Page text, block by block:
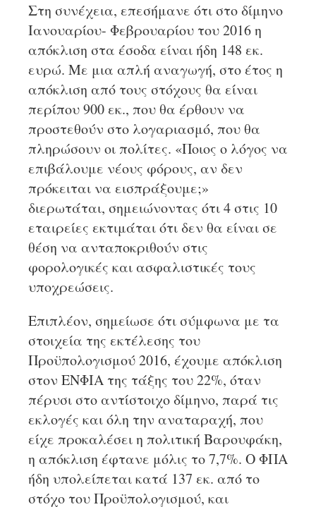
Στη συνέχεια, επεσήμανε ότι στο δίμηνο
Ιανουαρίου- Φεβρουαρίου του 2016 η
απόκλιση στα έσοδα είναι ήδη 148 εκ.
ευρώ. Με μια απλή αναγωγή, στο έτος η
απόκλιση από τους στόχους θα είναι
περίπου 900 εκ., που θα έρθουν να
προστεθούν στο λογαριασμό, που θα
πληρώσουν οι πολίτες. «Ποιος ο λόγος να
επιβάλουμε νέους φόρους, αν δεν
πρόκειται να εισπράξουμε;»
διερωτάται, σημειώνοντας ότι 4 στις 10
εταιρείες εκτιμάται ότι δεν θα είναι σε
θέση να ανταποκριθούν στις
φορολογικές και ασφαλιστικές τους
υποχρεώσεις.
Επιπλέον, σημείωσε ότι σύμφωνα με τα
στοιχεία της εκτέλεσης του
Προϋπολογισμού 2016, έχουμε απόκλιση
στον ΕΝΦΙΑ της τάξης του 22%, όταν
πέρυσι στο αντίστοιχο δίμηνο, παρά τις
εκλογές και όλη την αναταραχή, που
είχε προκαλέσει η πολιτική Βαρουφάκη,
η απόκλιση έφτανε μόλις το 7,7%. Ο ΦΠΑ
ήδη υπολείπεται κατά 137 εκ. από το
στόχο του Προϋπολογισμού, και